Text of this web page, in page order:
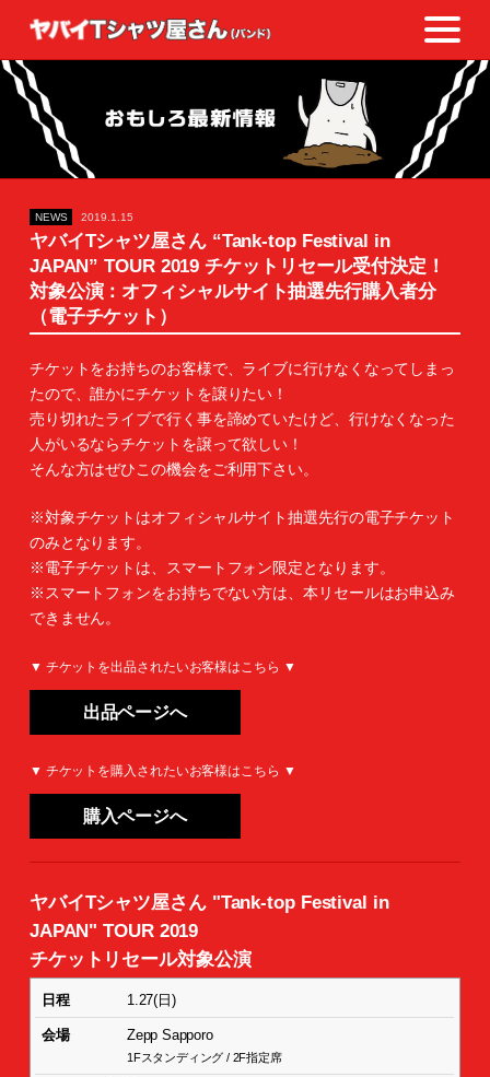
NEWS 2019.1.15
ヤバイTシャツ屋さん “Tank-top Festival in
JAPAN” TOUR 2019 チケットリセール受付決定！
対象公演：オフィシャルサイト抽選先行購入者分
（電子チケット）
チケットをお持ちのお客様で、ライブに行けなくなってしまっ
たので、誰かにチケットを譲りたい！
売り切れたライブで行く事を諦めていたけど、行けなくなった
人がいるならチケットを譲って欲しい！
そんな方はぜひこの機会をご利用下さい。
※対象チケットはオフィシャルサイト抽選先行の電子チケット
のみとなります。
※電子チケットは、スマートフォン限定となります。
※スマートフォンをお持ちでない方は、本リセールはお申込み
できません。
▼ チケットを出品されたいお客様はこちら ▼
出品ページへ
▼ チケットを購入されたいお客様はこちら ▼
購入ページへ
ヤバイTシャツ屋さん "Tank-top Festival in
JAPAN" TOUR 2019
チケットリセール対象公演
1.27(日)
Zepp Sapporo
1Fスタンディング / 2F指定席